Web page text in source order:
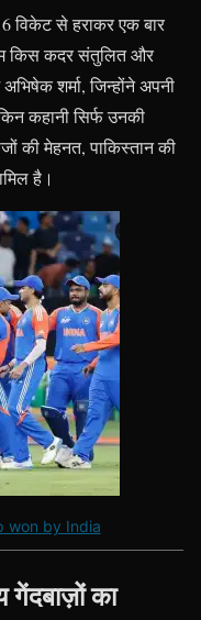
विकेट से हराकर एक बार
किस कदर संतुलित और
शर्मा, जिन्होंने अपनी
कहानी सिर्फ उनकी
की मेहनत, पाकिस्तान की
है।
won by India
गेंदबाज़ों का